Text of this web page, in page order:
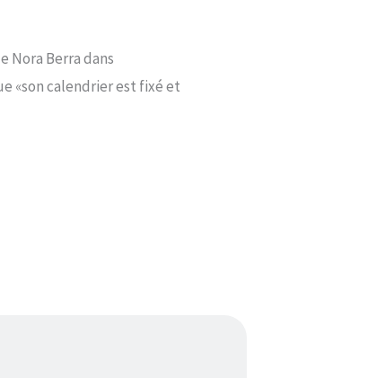
Nora Berra dans
«son calendrier est fixé et